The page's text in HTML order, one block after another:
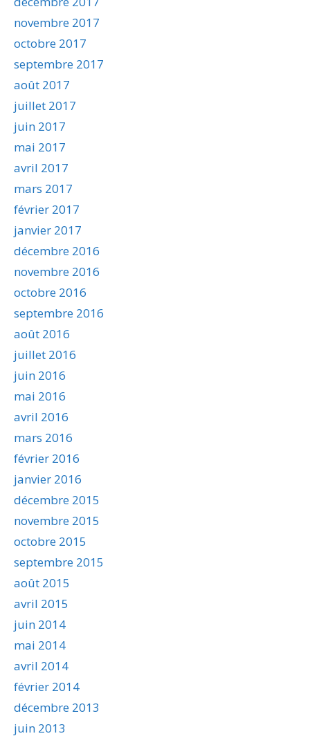
novembre 2017
octobre 2017
septembre 2017
août 2017
juillet 2017
juin 2017
mai 2017
avril 2017
mars 2017
février 2017
janvier 2017
décembre 2016
novembre 2016
octobre 2016
septembre 2016
août 2016
juillet 2016
juin 2016
mai 2016
avril 2016
mars 2016
février 2016
janvier 2016
décembre 2015
novembre 2015
octobre 2015
septembre 2015
août 2015
avril 2015
juin 2014
mai 2014
avril 2014
février 2014
décembre 2013
juin 2013